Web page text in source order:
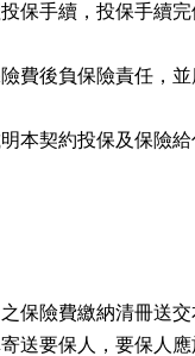
保手續，投保手續
費後負保險責任，
本契約投保及保險
保險費繳納清冊送
送要保人，要保人